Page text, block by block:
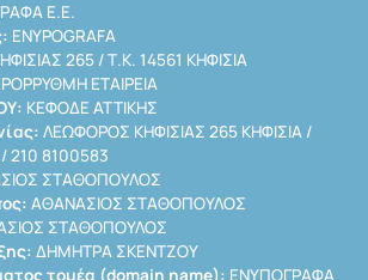
Ε.Ε.
ENYPOGRAFA
265 / Τ.Κ. 14561 ΚΗΦΙΣΙΑ
ΕΤΑΙΡΕΙΑ
ΚΕΦΟΔΕ ΑΤΤΙΚΗΣ
ΛΕΩΦΟΡΟΣ ΚΗΦΙΣΙΑΣ 265 ΚΗΦΙΣΙΑ /
/ 210 8100583
ΣΤΑΘΟΠΟΥΛΟΣ
ΑΘΑΝΑΣΙΟΣ ΣΤΑΘΟΠΟΥΛΟΣ
ΣΤΑΘΟΠΟΥΛΟΣ
ΔΗΜΗΤΡΑ ΣΚΕΝΤΖΟΥ
τομέα (domain name): ΕΝΥΠΟΓΡΑΦΑ